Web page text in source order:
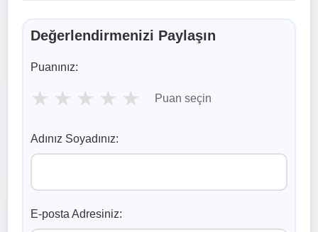
Değerlendirmenizi Paylaşın
Puanınız:
★ ★ ★ ★ ★ Puan seçin
Adınız Soyadınız:
E-posta Adresiniz: